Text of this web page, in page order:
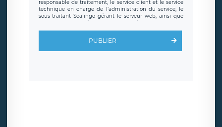
responsable de traitement, le service client et le service
technique en charge de l’administration du service, le
sous-traitant Scalingo gérant le serveur web, ainsi que
toute personne légalement autorisée. Le formulaire
d’inscription est hébergé sur un serveur hébergé par
clauses de
protection conformes au RGPD
. Les données collectées
sont conservées jusqu’à ce que l’Internaute en sollicite la
PUBLIER